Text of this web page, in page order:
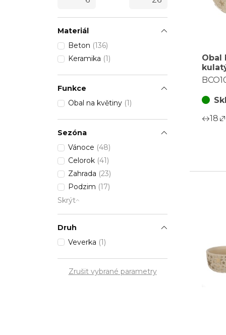
Materiál
Beton (136)
Keramika (1)
Funkce
Obal na květiny (1)
Sezóna
Vánoce (48)
Celorok (41)
Zahrada (23)
Podzim (17)
Skrýt
Druh
Veverka (1)
Zrušit vybrané parametry
Obal
vel.
18